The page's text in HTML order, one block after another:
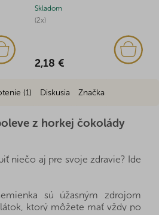
(2x)
Skladom
2,18 €
(1) Diskusia Značka
z horkej čokolády
niečo aj pre svoje zdravie? Ide
sú úžasným zdrojom
ktorý môžete mať vždy po